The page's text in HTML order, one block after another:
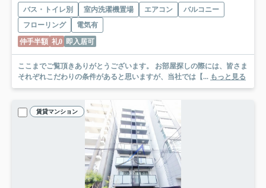
バス・トイレ別 室内洗濯機置場 エアコン
バルコニー
フローリング
電気有
仲手半額 礼0 即入居可
ここまでご覧頂きありがとうございます。 お部屋探しの際には、皆さま
それぞれこだわりの条件があると思いますが、当社では【... もっと見る
賃貸マンション